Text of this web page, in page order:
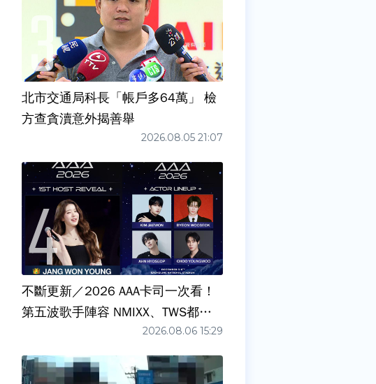
北市交通局科長「帳戶多64萬」 檢
方查貪瀆意外揭善舉
2026.08.05 21:07
不斷更新／2026 AAA卡司一次看！
第五波歌手陣容 NMIXX、TWS都要
2026.08.06 15:29